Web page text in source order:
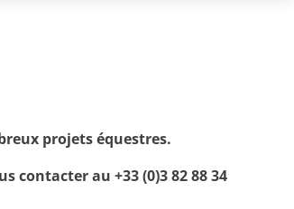
projets équestres.
contacter au +33 (0)3 82 88 34